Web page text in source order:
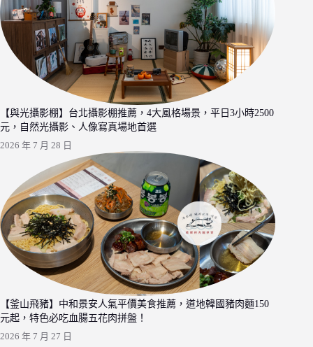
【與光攝影棚】台北攝影棚推薦，4大風格場景，平日3小時2500
元，自然光攝影、人像寫真場地首選
2026 年 7 月 28 日
【釜山飛豬】中和景安人氣平價美食推薦，道地韓國豬肉麵150
元起，特色必吃血腸五花肉拼盤！
2026 年 7 月 27 日